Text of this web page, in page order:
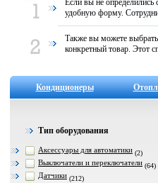
Если вы не определились
удобную форму.
Также вы можете
конкретный товар. Этот
Кондиционеры
Тип оборудования
Аксессуары для автоматики (2)
Выключатели и переключатели (64)
Датчики (212)